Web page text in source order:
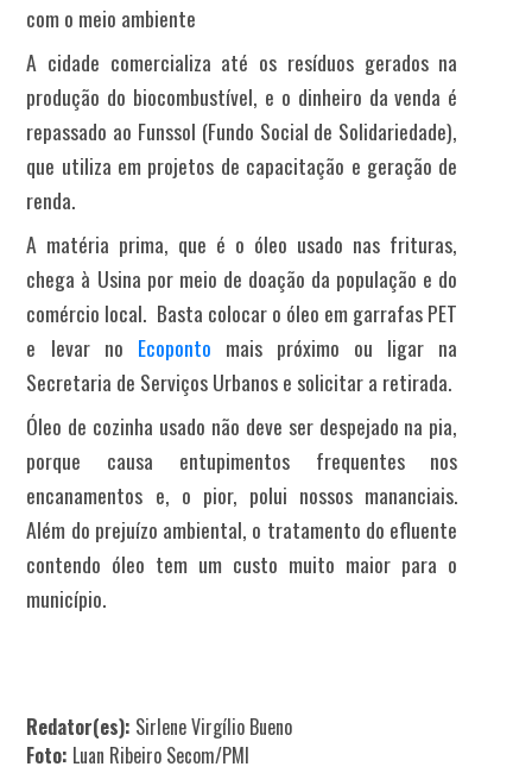
com o meio ambiente
A cidade comercializa até os resíduos gerados na
produção do biocombustível, e o dinheiro da venda é
repassado ao Funssol (Fundo Social de Solidariedade),
que utiliza em projetos de capacitação e geração de
renda.
A matéria prima, que é o óleo usado nas frituras,
chega à Usina por meio de doação da população e do
comércio local. Basta colocar o óleo em garrafas PET
e levar no Ecoponto mais próximo ou ligar na
Secretaria de Serviços Urbanos e solicitar a retirada.
Óleo de cozinha usado não deve ser despejado na pia,
porque causa entupimentos frequentes nos
encanamentos e, o pior, polui nossos mananciais.
Além do prejuízo ambiental, o tratamento do efluente
contendo óleo tem um custo muito maior para o
município.
Redator(es): Sirlene Virgílio Bueno
Foto: Luan Ribeiro Secom/PMI